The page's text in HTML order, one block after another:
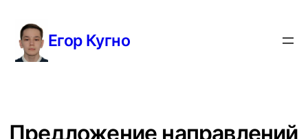
содержимому
Егор Кугно
Предложение направлений